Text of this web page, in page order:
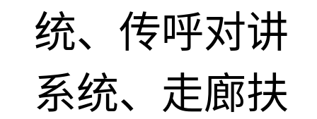
统、传呼对讲
系统、走廊扶